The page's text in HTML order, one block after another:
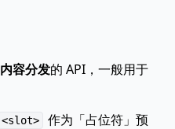
内容分发的 API，一般用于
<slot>
作为「占位符」预